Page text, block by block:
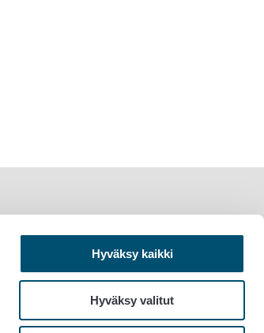
Hyväksy kaikki
Hyväksy valitut